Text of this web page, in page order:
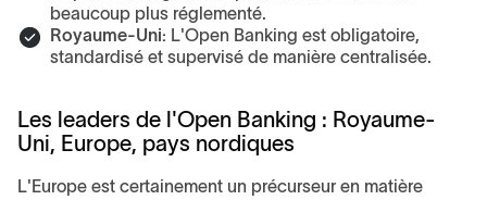
beaucoup plus réglementé.
Royaume-Uni: L'Open Banking est obligatoire,
standardisé et supervisé de manière centralisée.
Les leaders de l'Open Banking : Royaume-
Uni, Europe, pays nordiques
L'Europe est certainement un précurseur en matière